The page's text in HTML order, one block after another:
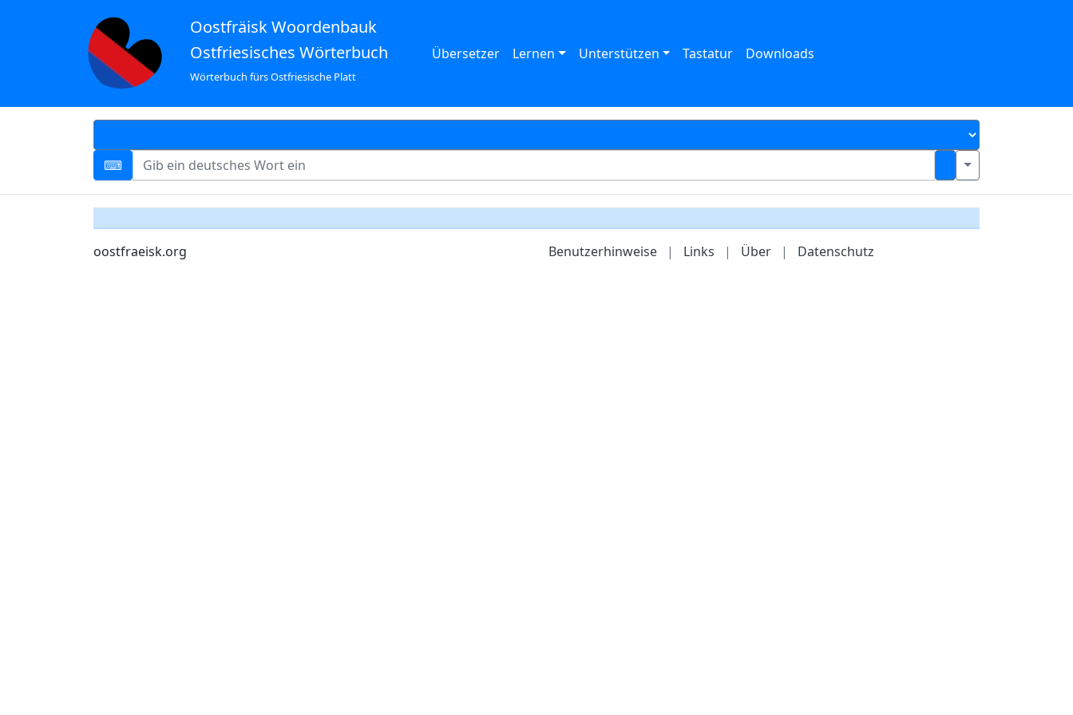
Oostfräisk Woordenbauk
Ostfriesisches Wörterbuch
Wörterbuch fürs Ostfriesische Platt
Übersetzer Lernen Unterstützen Tastatur Downloads
oostfraeisk.org Benutzerhinweise | Links | Über | Datenschutz